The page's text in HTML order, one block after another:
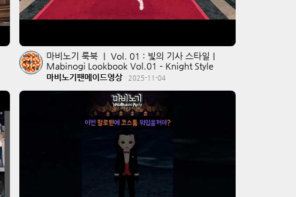
마비노기 룩북 ｜ Vol. 01 : 빛의 기사 스타일｜
Mabinogi Lookbook Vol.01 – Knight Style
마비노기팬메이드영상 · 2025-11-04